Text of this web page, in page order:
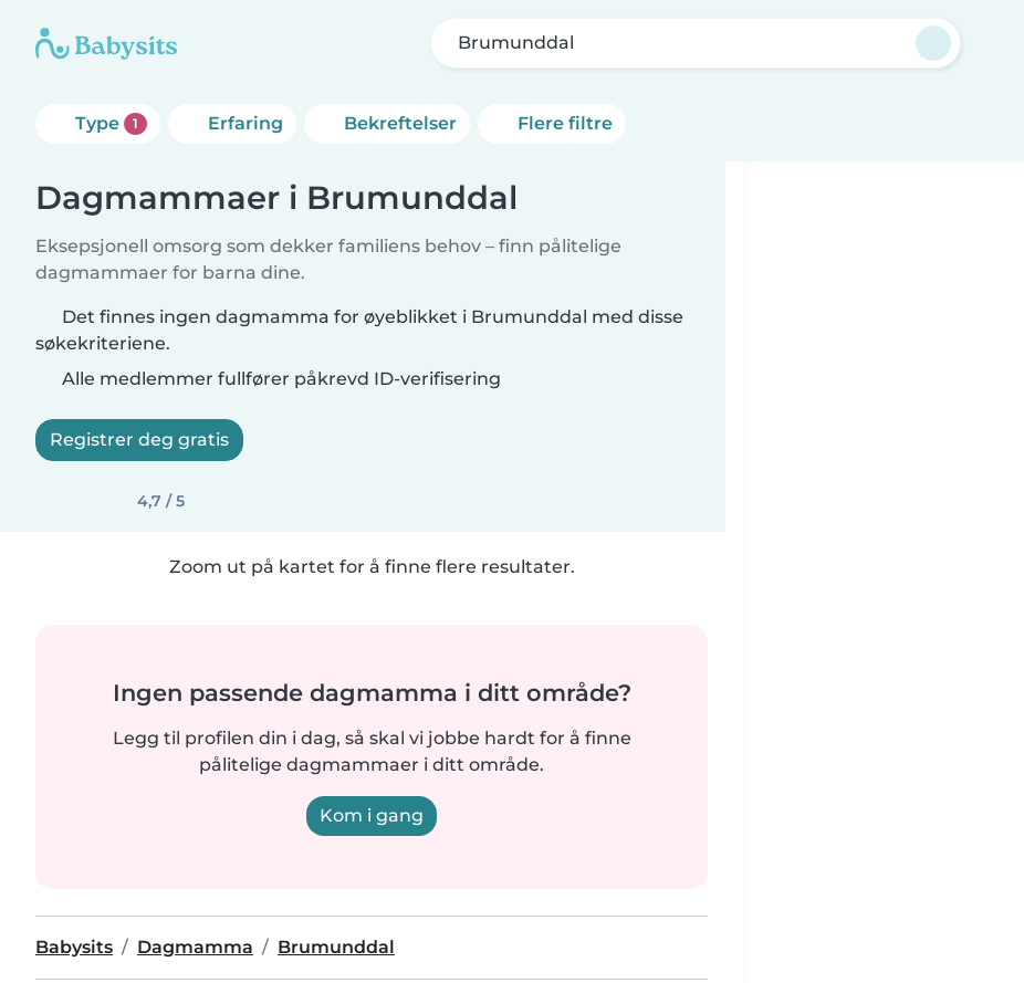
Brumunddal
Type 1 Erfaring Bekreftelser Flere filtre
Dagmammaer i Brumunddal
Eksepsjonell omsorg som dekker familiens behov – finn pålitelige
dagmammaer for barna dine.
Det finnes ingen dagmamma for øyeblikket i Brumunddal med disse
søkekriteriene.
Alle medlemmer fullfører påkrevd ID-verifisering
Registrer deg gratis
4,7 / 5
Zoom ut på kartet for å finne flere resultater.
Ingen passende dagmamma i ditt område?
Legg til profilen din i dag, så skal vi jobbe hardt for å finne
pålitelige dagmammaer i ditt område.
Kom i gang
Babysits Dagmamma Brumunddal